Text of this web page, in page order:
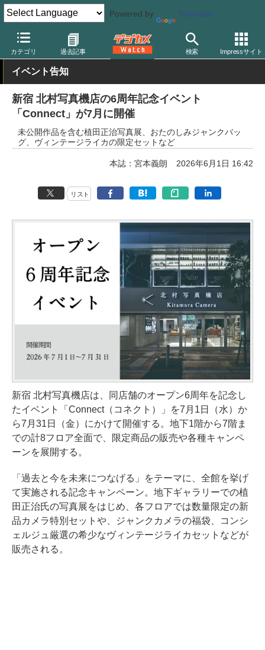
Powered by Translate
カテゴリ 過去記事 検索 Impressサイト
デジカメ Watch 業界動向 企業
イベント告知
新宿 北村写真機店の6周年記念イベント
「Connect」が7月に開催
未公開作品を含む植田正治写真展、おたのしみジャンクバッ
グ、ヴィンテージライカの限定セットなど
本誌：宮本義朗 2026年6月1日 16:42
リスト
新宿 北村写真機店は、同店舗のオープン6周年を記念し
たイベント「Connect（コネクト）」を7月1日（水）か
ら7月31日（金）にかけて開催する。地下1階から7階ま
での計8フロア全面で、限定商品の販売や各種キャンペ
ーンを展開する。
「過去と今を未来につなげる」をテーマに、全館を挙げ
て実施される記念キャンペーン。地下ギャラリーでの植
田正治氏の写真展をはじめ、各フロアでは数量限定の新
品カメラ特別セットや、ジャンクカメラの福袋、コンシ
ェルジュ厳選の希少なヴィンテージライカセットなどが
販売される。